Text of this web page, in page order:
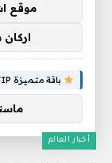
أخبار العالم
موقع
باقة متميزة VIP (كود: AA26790):